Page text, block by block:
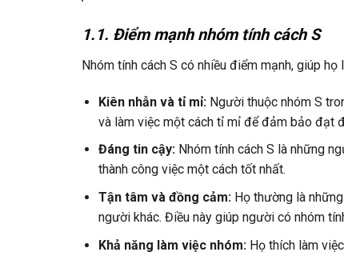
1.1. Điểm mạnh nhóm tính cách S
Nhóm tính cách S có nhiều điểm mạnh, giúp
Kiên nhẫn và tỉ mỉ: Người thuộc nhóm S
và làm việc một cách tỉ mỉ để đảm bảo đạt
Đáng tin cậy: Nhóm tính cách S là những
thành công việc một cách tốt nhất.
Tận tâm và đồng cảm: Họ thường là
người khác. Điều này giúp người có nhóm
Khả năng làm việc nhóm: Họ thích làm